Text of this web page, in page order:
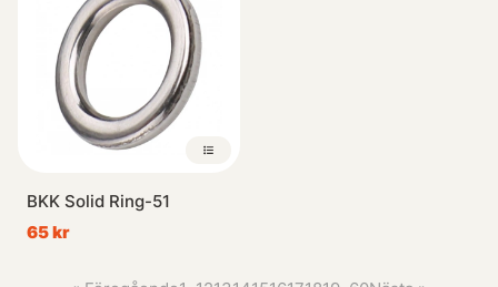
BKK Solid Ring-51
65 kr